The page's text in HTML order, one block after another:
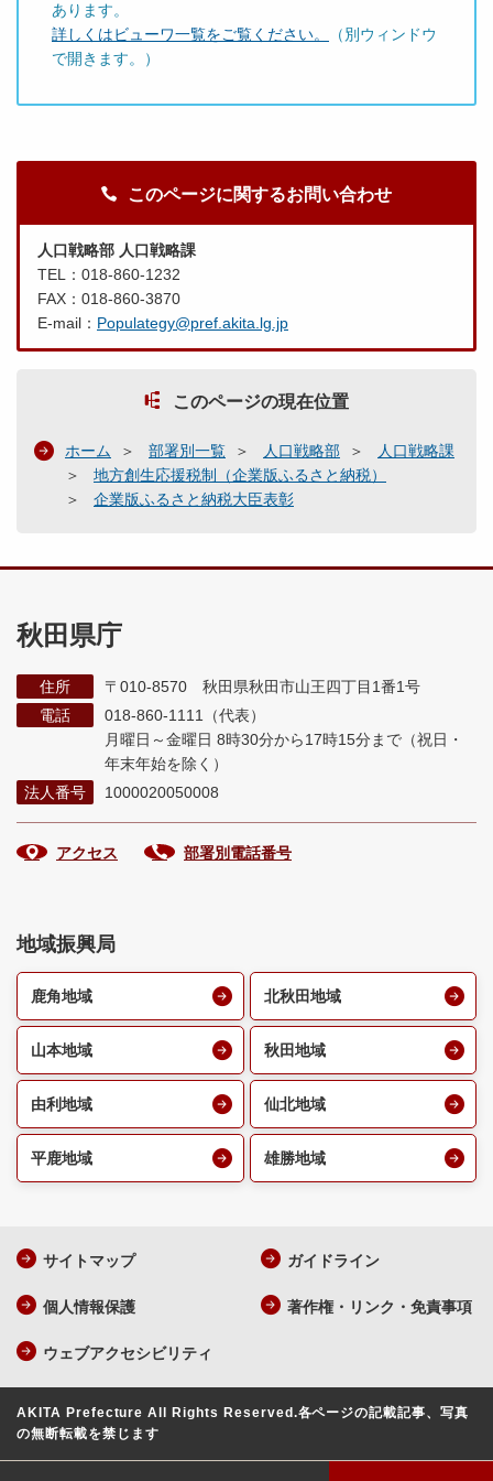
あります。
詳しくはビューワ一覧をご覧ください。
（別ウィンドウ
で開きます。）
このページに関するお問い合わせ
人口戦略部 人口戦略課
TEL：018-860-1232
FAX：018-860-3870
E-mail： Populategy@pref.akita.lg.jp
このページの現在位置
ホーム 部署別一覧 人口戦略部
人口戦略課
地方創生応援税制（企業版ふるさと納税）
企業版ふるさと納税大臣表彰
秋田県庁
住所
〒010-8570 秋田県秋田市山王四丁目1番1号
電話
018-860-1111（代表）
月曜日～金曜日 8時30分から17時15分まで （祝日・
年末年始を除く）
法人番号
1000020050008
アクセス 部署別電話番号
地域振興局
鹿角地域 北秋田地域
山本地域 秋田地域
由利地域 仙北地域
平鹿地域 雄勝地域
サイトマップ ガイドライン
個人情報保護 著作権・リンク・免責事項
ウェブアクセシビリティ
AKITA Prefecture All Rights Reserved.各ページの記載記事、写真
の無断転載を禁じます